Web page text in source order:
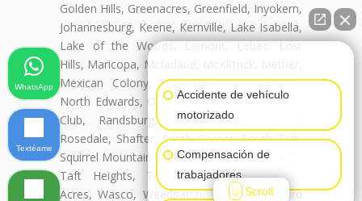
Golden Hills, Greenacres, Greenfield, Inyokern,
Johannesburg, Keene, Kernville, Lake Isabella,
Lake of the Woods, Lamont, Lebec, Lost
Hills, Maricopa, Mcfarland, McKittrick, Mettler,
Mexican Colony, Mojave, Mountain Mesa,
North Edwards, Oildale, Onyx, Pine Mountain
Club, Randsburg, Ridgecrest, Rosamond,
Rosedale, Shafter, Smith Corner, South Taft,
Squirrel Mountain Valley, Stallion Springs, Taft,
Taft Heights, Tehachapi, Tupman, Valley
Acres, Wasco, Weedpatch, Weldon, Wofford
Accidente de vehículo
motorizado
Compensación de
trabajadores
Scroll
WhatsApp
Textéame